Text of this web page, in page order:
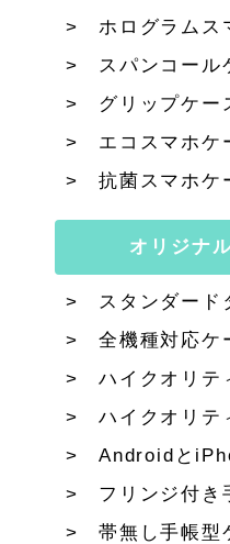
ホログラムス
スパンコール
グリップケー
エコスマホケ
抗菌スマホケ
オリジナ
スタンダード
全機種対応
ハイクオリテ
ハイクオリテ
Androidと
フリンジ付き
帯無し手帳型